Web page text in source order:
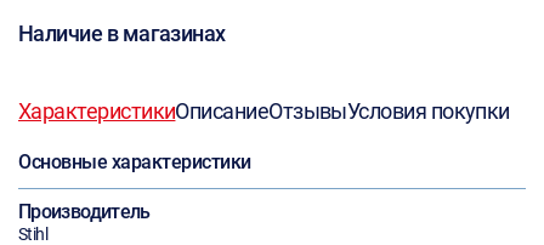
Наличие в магазинах
ХарактеристикиОписаниеОтзывыУсловия покупки
Основные характеристики
Производитель
Stihl